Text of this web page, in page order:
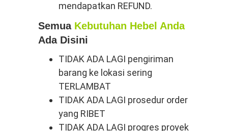
mendapatkan REFUND.
Semua Kebutuhan Hebel Anda
Ada Disini
TIDAK ADA LAGI pengiriman
barang ke lokasi sering
TERLAMBAT
TIDAK ADA LAGI prosedur order
yang RIBET
TIDAK ADA LAGI progres proyek